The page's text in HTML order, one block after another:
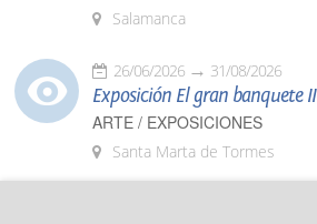
Salamanca
26/06/2026 31/08/2026
Exposición El gran banquete II
ARTE / EXPOSICIONES
Santa Marta de Tormes